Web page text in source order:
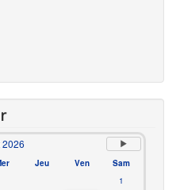
2026
Jeu Ven
Sam
1